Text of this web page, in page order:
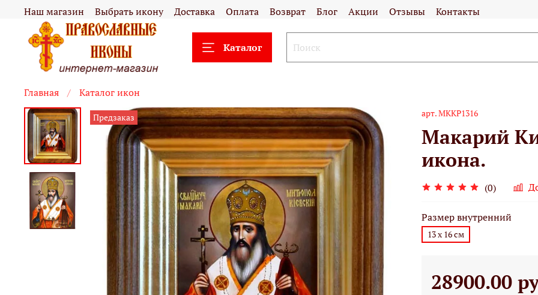
Наш магазин Выбрать икону Доставка Оплата Возврат Блог Акции Отзывы Контакты
Каталог
Главная Каталог икон
Предзаказ арт.МККР1316
Макарий
икона.
(0)
Размер внутренний
13 х 16 см
28900.00